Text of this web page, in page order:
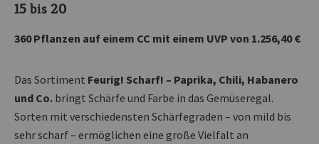
15 bis 20
360 Pflanzen auf einem CC mit einem UVP von 1.256,40 €
Das Sortiment Feurig! Scharf! – Paprika, Chili, Habanero
und Co. bringt Schärfe und Farbe in das Gemüseregal.
Sorten mit verschiedensten Schärfegraden – von mild bis
sehr scharf – ermöglichen eine große Vielfalt an